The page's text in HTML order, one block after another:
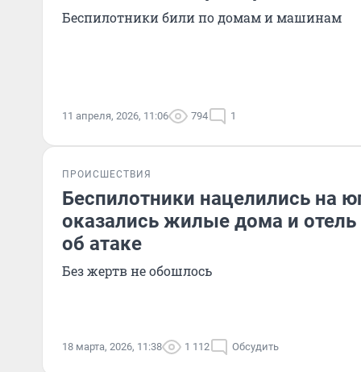
Беспилотники били по домам и машинам
11 апреля, 2026, 11:06 794 1
ПРОИСШЕСТВИЯ
Беспилотники нацелились на
оказались жилые дома и отель
об атаке
Без жертв не обошлось
18 марта, 2026, 11:38 1 112 Обсудить